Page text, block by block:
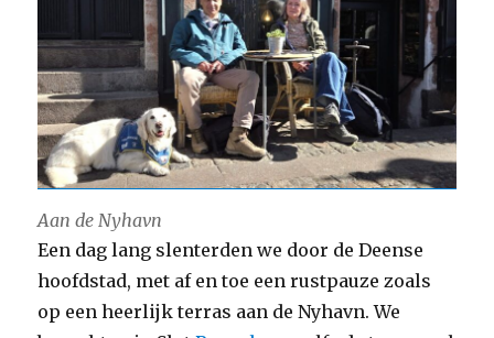
Aan de Nyhavn
Een dag lang slenterden we door de Deense
hoofdstad, met af en toe een rustpauze zoals
op een heerlijk terras aan de Nyhavn. We